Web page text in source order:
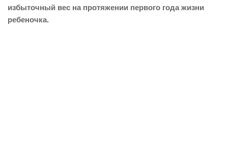
избыточный вес на протяжении первого года жизни
ребеночка.